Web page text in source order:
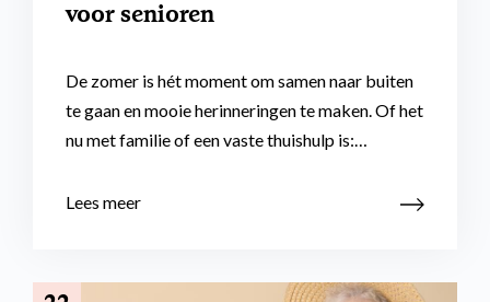
voor senioren
De zomer is hét moment om samen naar buiten
te gaan en mooie herinneringen te maken. Of het
nu met familie of een vaste thuishulp is:…
Lees meer